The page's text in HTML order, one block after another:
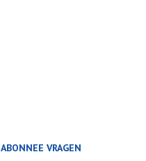
ABONNEE VRAGEN